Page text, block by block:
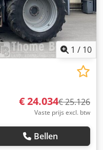
1 / 10
€ 24.034€ 25.126
Vaste prijs excl. btw
Bellen